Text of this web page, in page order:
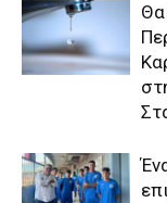
Θα